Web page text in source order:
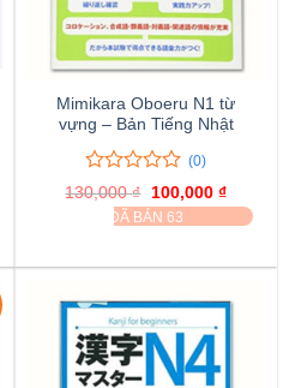
Mimikara Oboeru N1 từ
vựng – Bản Tiếng Nhật
0
trên
0
giá
(0)
130,000₫ Giá
gốc
là:
100,000 ₫Giá
hiện
tại
ĐÃ BÁN 63